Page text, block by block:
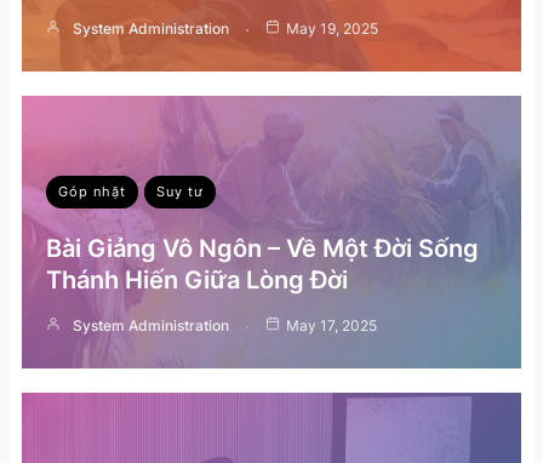
System Administration May 19, 2025
Góp nhặt Suy tư
Bài Giảng Vô Ngôn – Về Một Đời Sống
Thánh Hiến Giữa Lòng Đời
System Administration May 17, 2025